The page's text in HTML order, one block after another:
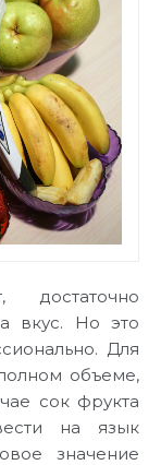
вкус. Но это
Для
объеме,
сок фрукта
на язык
значение